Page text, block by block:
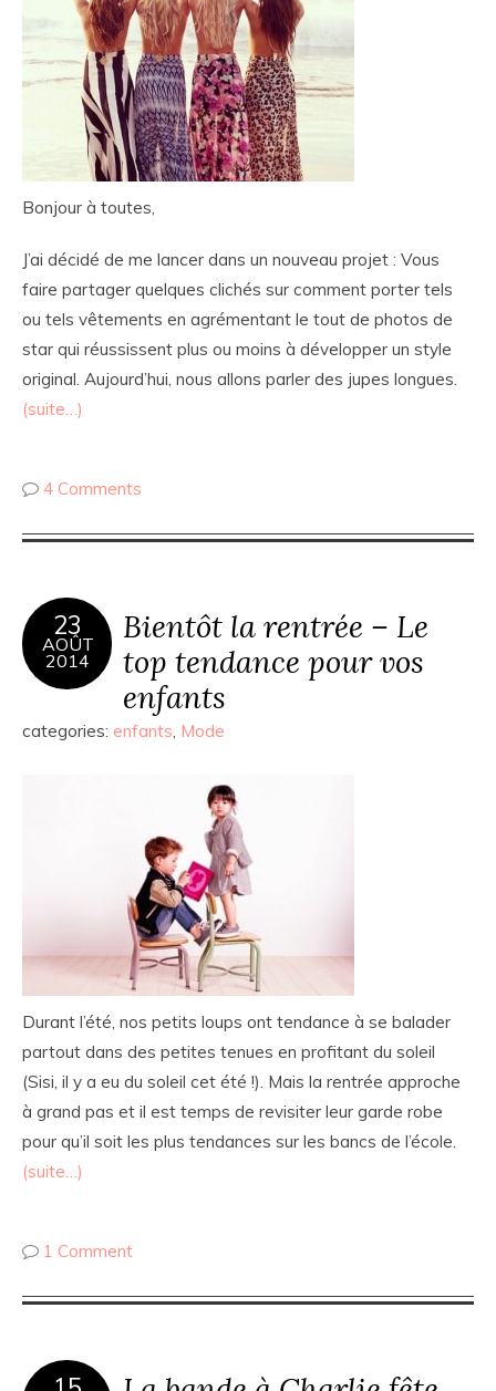
Bonjour à toutes,
J’ai décidé de me lancer dans un nouveau projet : Vous
faire partager quelques clichés sur comment porter tels
ou tels vêtements en agrémentant le tout de photos de
star qui réussissent plus ou moins à développer un style
original. Aujourd’hui, nous allons parler des jupes longues.
(suite…)
4 Comments
23
AOÛT
2014
Bientôt la rentrée – Le
top tendance pour vos
enfants
categories: enfants, Mode
Durant l’été, nos petits loups ont tendance à se balader
partout dans des petites tenues en profitant du soleil
(Sisi, il y a eu du soleil cet été !). Mais la rentrée approche
à grand pas et il est temps de revisiter leur garde robe
pour qu’il soit les plus tendances sur les bancs de l’école.
(suite…)
1 Comment